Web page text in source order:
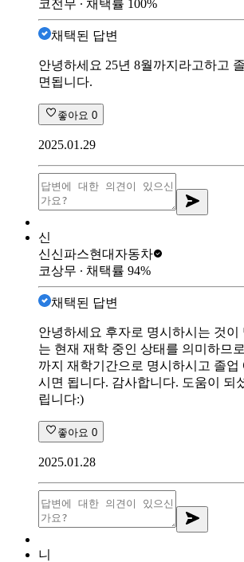
코전무 ∙ 채택률 100%
채택된 답변
안녕하세요 25년 8월까지라고하고
면됩니다.
좋아요 0
2025.01.29
신
신신파스현대자동차
코상무 ∙ 채택률 94%
채택된 답변
안녕하세요 후자로 명시하시는 것이
는 현재 재학 중인 상태를 의미하므
까지 재학기간으로 명시하시고 졸
시면 됩니다. 감사합니다. 도움이 되
립니다:)
좋아요 0
2025.01.28
니